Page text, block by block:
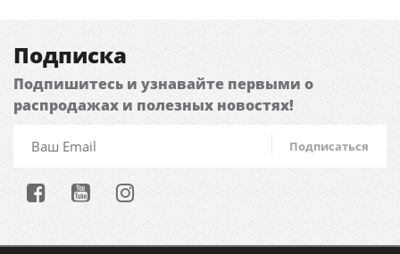
Подписка
Подпишитесь и узнавайте первыми о
распродажах и полезных новостях!
Подписаться